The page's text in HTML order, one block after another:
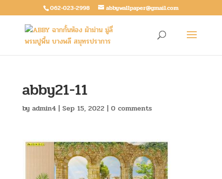
062-023-2998 abbywallpaper@gmail.com
abby21-11
by admin4| Sep 15, 2022 | 0 comments